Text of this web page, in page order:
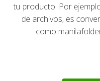
tu producto. Por
de archivos, es
como